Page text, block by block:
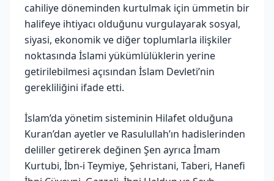
cahiliye döneminden kurtulmak için ümmetin bir
halifeye ihtiyacı olduğunu vurgulayarak sosyal,
siyasi, ekonomik ve diğer toplumlarla ilişkiler
noktasında İslami yükümlülüklerin yerine
getirilebilmesi açısından İslam Devleti’nin
gerekliliğini ifade etti.
İslam’da yönetim sisteminin Hilafet olduğuna
Kuran’dan ayetler ve Rasulullah’ın hadislerinden
deliller getirerek değinen Şen ayrıca İmam
Kurtubi, İbn-i Teymiye, Şehristani, Taberi, Hanefi